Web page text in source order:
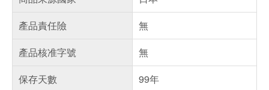
產品責任險
無
產品核准字號
無
保存天數
99年